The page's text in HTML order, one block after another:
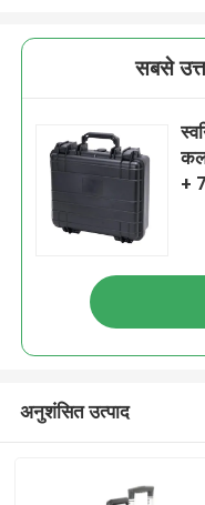
सबसे
+
अनुशंसित उत्पाद